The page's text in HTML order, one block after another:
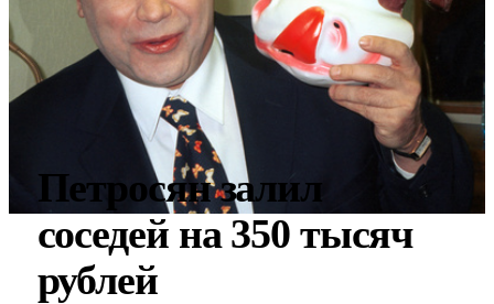
Петросян залил
соседей на 350 тысяч
рублей